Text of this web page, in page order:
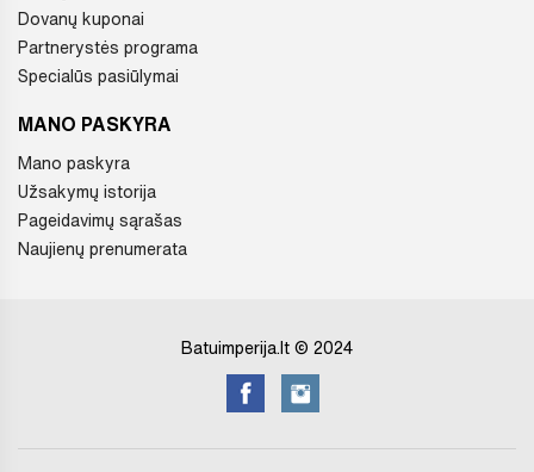
Dovanų kuponai
Partnerystės programa
Specialūs pasiūlymai
MANO PASKYRA
Mano paskyra
Užsakymų istorija
Pageidavimų sąrašas
Naujienų prenumerata
Batuimperija.lt © 2024